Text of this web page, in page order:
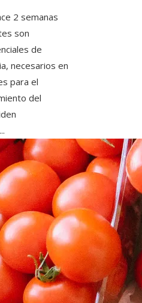
2 semanas
son
de
necesarios en
para el
del